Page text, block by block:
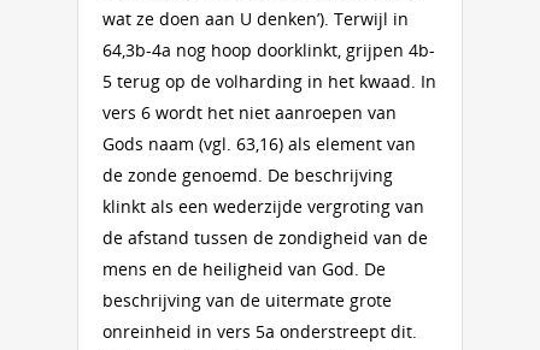
wat ze doen aan U denken’). Terwijl in
64,3b-4a nog hoop doorklinkt, grijpen 4b-
5 terug op de volharding in het kwaad. In
vers 6 wordt het niet aanroepen van
Gods naam (vgl. 63,16) als element van
de zonde genoemd. De beschrijving
klinkt als een wederzijde vergroting van
de afstand tussen de zondigheid van de
mens en de heiligheid van God. De
beschrijving van de uitermate grote
onreinheid in vers 5a onderstreept dit.